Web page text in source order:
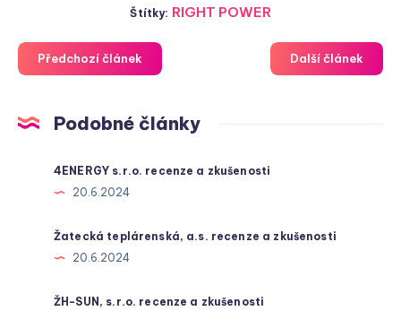
Štítky: RIGHT POWER
Předchozí článek Další článek
Podobné články
4ENERGY s.r.o. recenze a zkušenosti
20.6.2024
Žatecká teplárenská, a.s. recenze a zkušenosti
20.6.2024
ŽH-SUN, s.r.o. recenze a zkušenosti